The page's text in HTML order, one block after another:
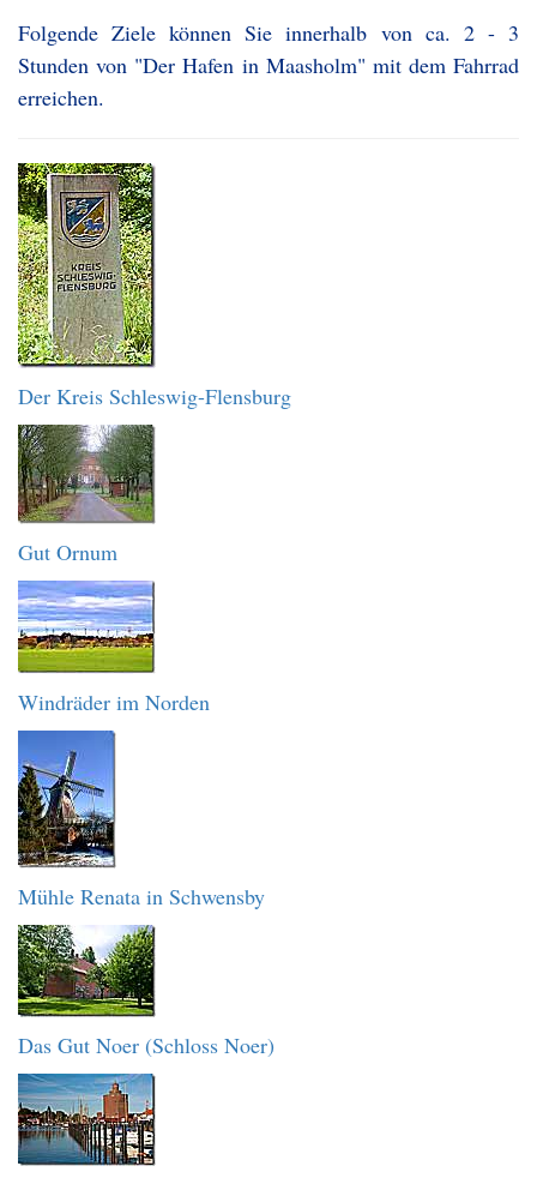
Folgende Ziele können Sie innerhalb von ca. 2 - 3
Stunden von "Der Hafen in Maasholm" mit dem Fahrrad
erreichen.
Der Kreis Schleswig-Flensburg
Gut Ornum
Windräder im Norden
Mühle Renata in Schwensby
Das Gut Noer (Schloss Noer)